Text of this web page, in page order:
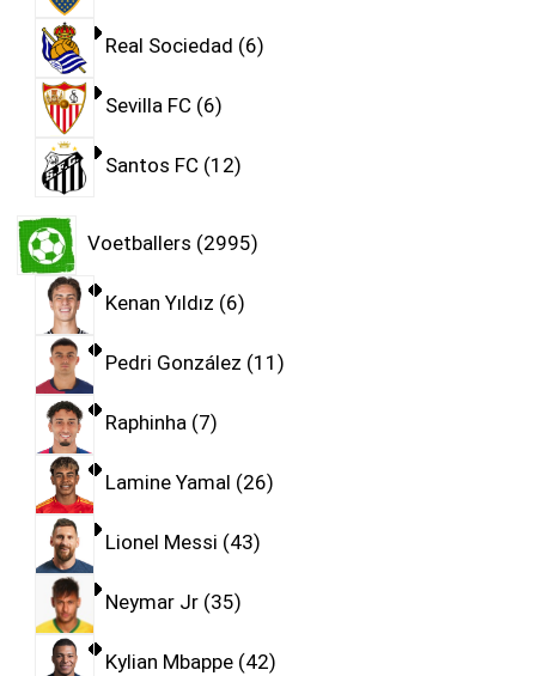
Real Sociedad 6
Sevilla FC 6
Santos FC 12
Voetballers 2995
Kenan Yıldız 6
Pedri González 11
Raphinha 7
Lamine Yamal 26
Lionel Messi 43
Neymar Jr 35
Kylian Mbappe 42